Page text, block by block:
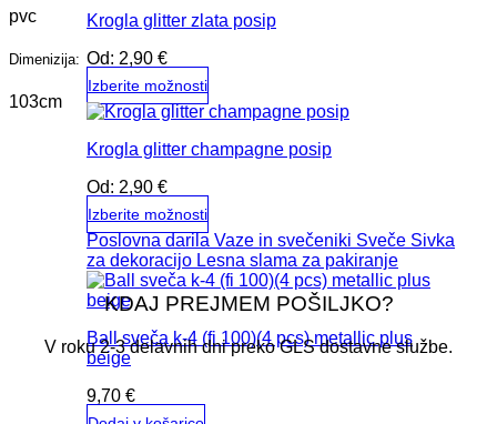
strani
izdelka
ima
različic.
Možnosti
lahko
izberete
na
strani
izdelka
Krogla glitter zlata posip
Od: 2,90 €
Izberite možnosti
Ta
ima
različic.
Možnosti
lahko
izberete
na
strani
izdelka
Krogla glitter champagne posip
Od: 2,90 €
Izberite možnosti
Ta
izdelek
ima
več
Možnosti
lahko
na
strani
Poslovna darila Vaze in svečeniki Sveče Sivka
za dekoracijo Lesna slama za pakiranje
Ball sveča k-4 (fi 100)(4 pcs) metallic plus
beige
9,70 €
pvc
Dimenizija:
103cm
KDAJ PREJMEM POŠILJKO?
V roku 2-3 delavnih dni preko GLS dostavne službe.